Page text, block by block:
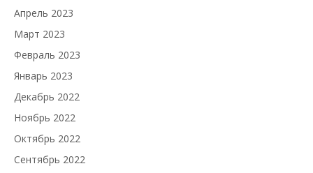
Апрель 2023
Март 2023
Февраль 2023
Январь 2023
Декабрь 2022
Ноябрь 2022
Октябрь 2022
Сентябрь 2022